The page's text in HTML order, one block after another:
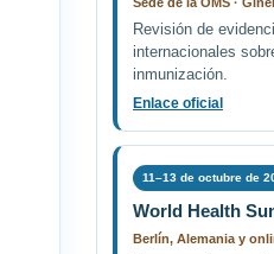
Revisión de
internacionales
inmunización.
Enlace oficial
11–13 de octubre de
World Health
Berlín, Alemania y